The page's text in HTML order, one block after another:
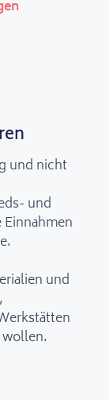
und nicht
und
und